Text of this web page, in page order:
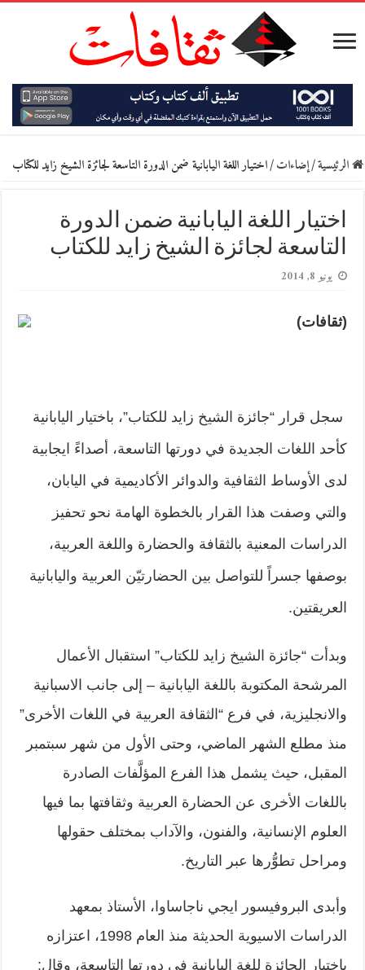
الرئيسية/إضاءات/اختيار اللغة اليابانية ضمن الدورة التاسعة لجائزة الشيخ زايد للكتاب
اختيار اللغة اليابانية ضمن الدورة
التاسعة لجائزة الشيخ زايد للكتاب
يونيو 8, 2014
(ثقافات)
سجل قرار “جائزة الشيخ زايد للكتاب”، باختيار اليابانية
كأحد اللغات الجديدة في دورتها التاسعة، أصداءً ايجابية
لدى الأوساط الثقافية والدوائر الأكاديمية في اليابان،
والتي وصفت هذا القرار بالخطوة الهامة نحو تحفيز
الدراسات المعنية بالثقافة والحضارة واللغة العربية،
بوصفها جسراً للتواصل بين الحضارتيّن العربية واليابانية
العريقتين.
وبدأت “جائزة الشيخ زايد للكتاب” استقبال الأعمال
المرشحة المكتوبة باللغة اليابانية – إلى جانب الاسبانية
والانجليزية، في فرع “الثقافة العربية في اللغات الأخرى”
منذ مطلع الشهر الماضي، وحتى الأول من شهر سبتمبر
المقبل، حيث يشمل هذا الفرع المؤلَّفات الصادرة
باللغات الأخرى عن الحضارة العربية وثقافتها بما فيها
العلوم الإنسانية، والفنون، والآداب بمختلف حقولها
ومراحل تطوُّرها عبر التاريخ.
وأبدى البروفيسور ايجي ناجاساوا، الأستاذ بمعهد
الدراسات الاسيوية الحديثة منذ العام 1998، اعتزازه
باختيار الجائزة للغة اليابانية في دورتها التاسعة، وقال: